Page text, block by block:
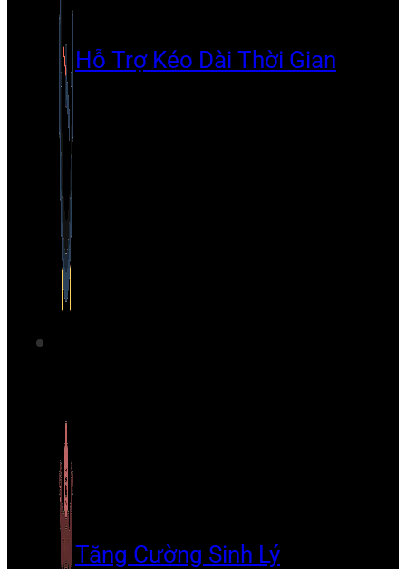
Hỗ Trợ Kéo Dài Thời Gian
Tăng Cường Sinh Lý